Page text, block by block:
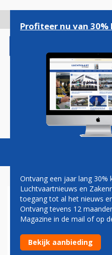
gaan
Magazine
MANDARIN
KLANT VOOR
Profiteer nu van
Ontvang een jaar lang
Luchtvaartnieuws en
toegang tot al het nieuws
Ontvang tevens 12
Magazine in de mail of op
Bekijk aanbieding